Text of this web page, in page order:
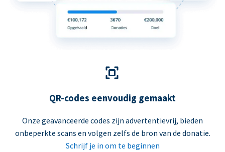
QR-codes eenvoudig gemaakt
Onze geavanceerde codes zijn advertentievrij, bieden
onbeperkte scans en volgen zelfs de bron van de donatie.
Schrijf je in om te beginnen